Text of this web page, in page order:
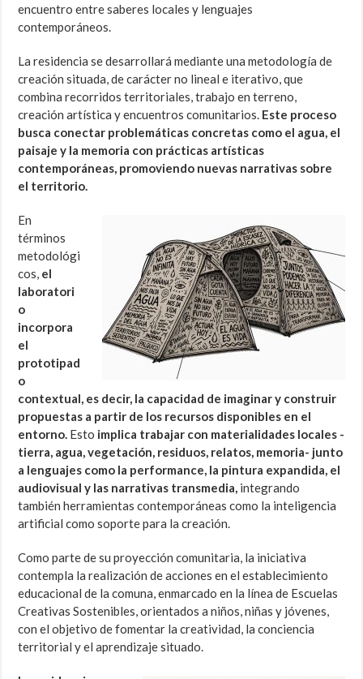
encuentro entre saberes locales y lenguajes
contemporáneos.
La residencia se desarrollará mediante una metodología de
creación situada, de carácter no lineal e iterativo, que
combina recorridos territoriales, trabajo en terreno,
creación artística y encuentros comunitarios. Este proceso
busca conectar problemáticas concretas como el agua, el
paisaje y la memoria con prácticas artísticas
contemporáneas, promoviendo nuevas narrativas sobre
el territorio.
En
términos
metodológi
cos, el
laboratori
o
incorpora
el
prototipad
o
contextual, es decir, la capacidad de imaginar y construir
propuestas a partir de los recursos disponibles en el
entorno. Esto implica trabajar con materialidades locales -
tierra, agua, vegetación, residuos, relatos, memoria- junto
a lenguajes como la performance, la pintura expandida, el
audiovisual y las narrativas transmedia, integrando
también herramientas contemporáneas como la inteligencia
artificial como soporte para la creación.
Como parte de su proyección comunitaria, la iniciativa
contempla la realización de acciones en el establecimiento
educacional de la comuna, enmarcado en la línea de Escuelas
Creativas Sostenibles, orientados a niños, niñas y jóvenes,
con el objetivo de fomentar la creatividad, la conciencia
territorial y el aprendizaje situado.